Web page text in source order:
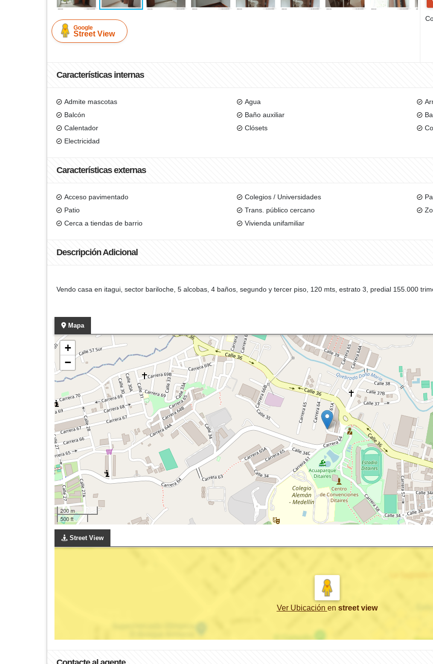
Google
Street View
Características internas
Admite mascotas Agua
Balcón
Baño auxiliar
Calentador
Clósets
Electricidad
Características externas
Acceso pavimentado Colegios / Universidades
Patio
Trans. público cercano
Cerca a tiendas de barrio
Vivienda unifamiliar
Descripción Adicional
Vendo casa en itagui, sector bariloche, 5 alcobas, 4 baños, segundo y tercer piso, 120 mts, estrato 3, predial 155.000
Mapa
+
−
200 m
500 ft
Street View
Ver Ubicación en street view